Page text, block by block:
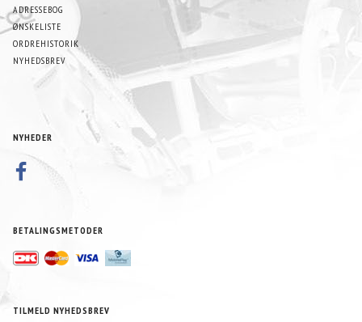
ADRESSEBOG
ØNSKELISTE
ORDREHISTORIK
NYHEDSBREV
NYHEDER
BETALINGSMETODER
TILMELD NYHEDSBREV